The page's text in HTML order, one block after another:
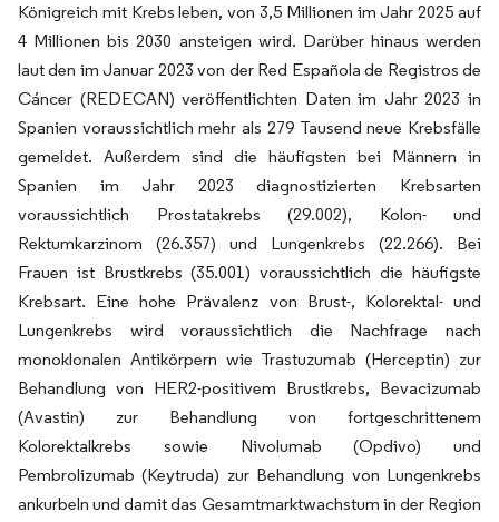
Königreich mit Krebs leben, von 3,5 Millionen im Jahr 2025 auf
4 Millionen bis 2030 ansteigen wird. Darüber hinaus werden
laut den im Januar 2023 von der Red Española de Registros de
Cáncer (REDECAN) veröffentlichten Daten im Jahr 2023 in
Spanien voraussichtlich mehr als 279 Tausend neue Krebsfälle
gemeldet. Außerdem sind die häufigsten bei Männern in
Spanien im Jahr 2023 diagnostizierten Krebsarten
voraussichtlich Prostatakrebs (29.002), Kolon- und
Rektumkarzinom (26.357) und Lungenkrebs (22.266). Bei
Frauen ist Brustkrebs (35.001) voraussichtlich die häufigste
Krebsart. Eine hohe Prävalenz von Brust-, Kolorektal- und
Lungenkrebs wird voraussichtlich die Nachfrage nach
monoklonalen Antikörpern wie Trastuzumab (Herceptin) zur
Behandlung von HER2-positivem Brustkrebs, Bevacizumab
(Avastin) zur Behandlung von fortgeschrittenem
Kolorektalkrebs sowie Nivolumab (Opdivo) und
Pembrolizumab (Keytruda) zur Behandlung von Lungenkrebs
ankurbeln und damit das Gesamtmarktwachstum in der Region